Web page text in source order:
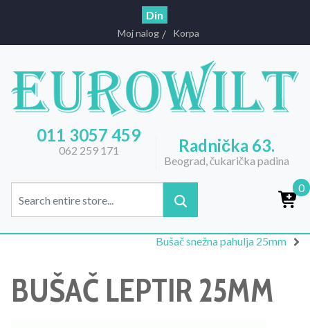
Din
Moj nalog Korpa
011 3057 459
062 259 171 Radnička 63.
Beograd, čukarička padina
0
Bušač snežna pahulja 25mm
BUŠAČ LEPTIR 25MM